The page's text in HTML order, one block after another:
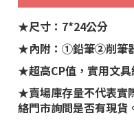
★尺寸：7*24公分
★內附：①鉛筆②削筆
★超高CP值，實用文具
★賣場庫存量不代表實
絡門市詢問是否有現貨